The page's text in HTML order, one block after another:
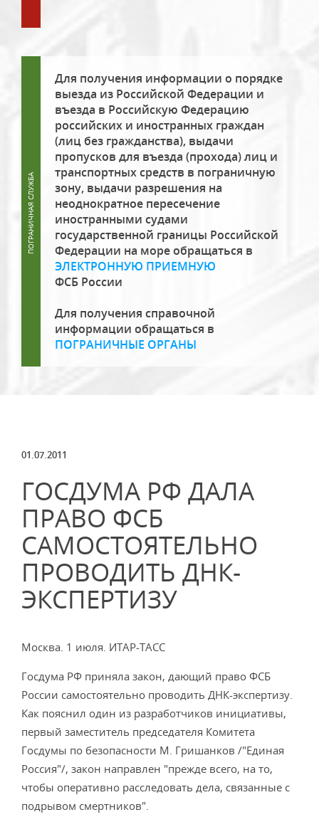
Для получения информации о порядке
выезда из Российской Федерации и
въезда в Российскую Федерацию
российских и иностранных граждан
(лиц без гражданства), выдачи
пропусков для въезда (прохода) лиц и
транспортных средств в пограничную
зону, выдачи разрешения на
неоднократное пересечение
иностранными судами
государственной границы Российской
Федерации на море обращаться в
ЭЛЕКТРОННУЮ ПРИЕМНУЮ
ФСБ России
Для получения справочной
информации обращаться в
ПОГРАНИЧНЫЕ ОРГАНЫ
01.07.2011
ГОСДУМА РФ ДАЛА
ПРАВО ФСБ
САМОСТОЯТЕЛЬНО
ПРОВОДИТЬ ДНК-
ЭКСПЕРТИЗУ
Москва. 1 июля. ИТАР-ТАСС
Госдума РФ приняла закон, дающий право ФСБ
России самостоятельно проводить ДНК-экспертизу.
Как пояснил один из разработчиков инициативы,
первый заместитель председателя Комитета
Госдумы по безопасности М. Гришанков /"Единая
Россия"/, закон направлен "прежде всего, на то,
чтобы оперативно расследовать дела, связанные с
подрывом смертников".